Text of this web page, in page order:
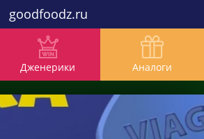
goodfoodz.ru
Дженерики Аналоги